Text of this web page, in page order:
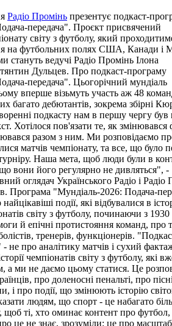
Радіо Промінь презентує подкаст-
передача". Проєкт присвячений
світу з футболу, який
на футбольних полях США, Канади і
стануть ведучі Радіо Промінь Ілона
Дульцев. Про подкаст-програму
передача". Цьогорічний мундіаль
вперше візьмуть участь аж 48
багато дебютантів, зокрема збірні
подкасту нам в першу чергу був
Хотілося пов'язати те, як змінювався
разом з ним. Ми розповідаємо
матчів чемпіонату, та все, що було
Наша мета, щоб люди були в
вони його регулярно не дивляться", -
оглядач Українського Радіо і Радіо
Програма "Мундіаль-2026: Подача-
події, які відбувалися в
світу з футболу, починаючи з
й епічні протистояння команд, про
тренерів, функціонерів.
не про аналітику матчів і сухий
чемпіонатів світу з футболу, які
а ми не даємо цьому статися. Це
про доленосні пенальті, про
і про події, що змінюють історію
людям, що спорт - це набагато
щоб ті, хто оминає контент про
це не знає, зрозуміли: це про масштаб